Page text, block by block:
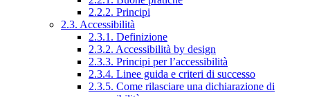
2.2.2. Principi
2.3. Accessibilità
2.3.1. Definizione
2.3.2. Accessibilità by design
2.3.3. Principi per l’accessibilità
2.3.4. Linee guida e criteri di successo
2.3.5. Come rilasciare una dichiarazione di